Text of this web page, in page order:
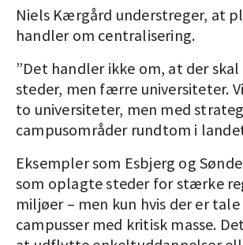
Niels Kærgård understreger, at
handler om centralisering.
”Det handler ikke om, at der
steder, men færre universiteter.
to universiteter, men med
campusområder rundtom i
Eksempler som Esbjerg og
som oplagte steder for stærke
miljøer – men kun hvis der er
campusser med kritisk masse.